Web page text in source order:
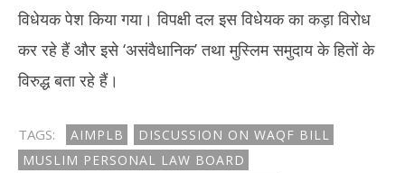
विधेयक पेश किया गया। विपक्षी दल इस विधेयक का कड़ा विरोध
कर रहे हैं और इसे ‘असंवैधानिक’ तथा मुस्लिम समुदाय के हितों के
विरुद्ध बता रहे हैं।
TAGS: AIMPLB
DISCUSSION ON WAQF BILL
MUSLIM PERSONAL LAW BOARD